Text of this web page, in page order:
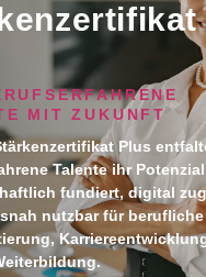
MIT ZUKUNFT
Plus
Talente ihr
fundiert, digital
nutzbar für berufliche